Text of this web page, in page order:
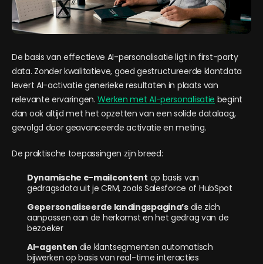
De basis van effectieve AI-personalisatie ligt in first-party
data. Zonder kwalitatieve, goed gestructureerde klantdata
levert AI-activatie generieke resultaten in plaats van
relevante ervaringen.Werken met AI-personalisatie begint
dan ook altijd met het opzetten van een solide datalaag,
gevolgd door geavanceerde activatie en meting.
De praktische toepassingen zijn breed:
Dynamische e-mailcontent op basis van
gedragsdata uit je CRM, zoals Salesforce of HubSpot
Gepersonaliseerde landingspagina’sdie zich
aanpassen aan de herkomst en het gedrag van de
bezoeker
AI-agenten die klantsegmenten automatisch
bijwerken op basis van real-time interacties